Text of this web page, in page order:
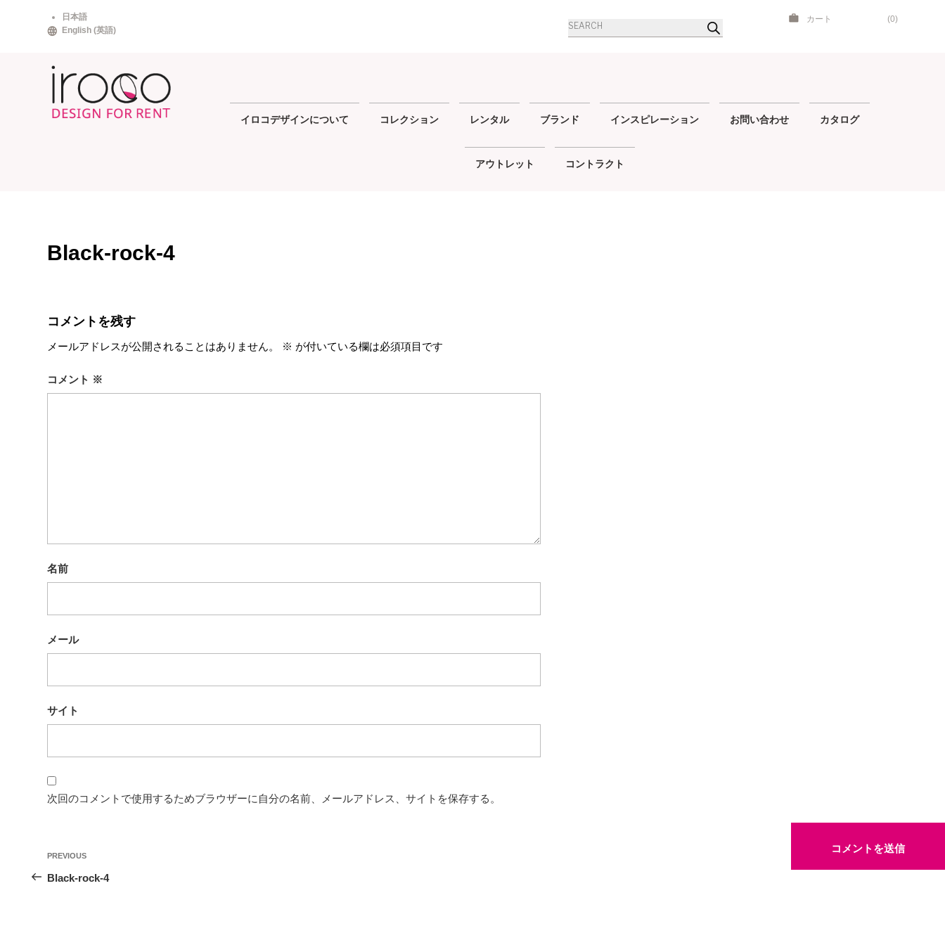
日本語
English (英語)
商
品
検
カート (0)
イロコデザインについて コレクション レンタル ブランド インスピレーション お問い合わせ カタログ
アウトレット コントラクト
Black-rock-4
コメントを残す
メールアドレスが公開されることはありません。 ※ が付いている欄は必須項目です
コメント ※
名前
メール
サイト
次回のコメントで使用するためブラウザーに自分の名前、メールアドレス、サイトを保存する。
投
稿
Previous
Post
PREVIOUS
Black-rock-4